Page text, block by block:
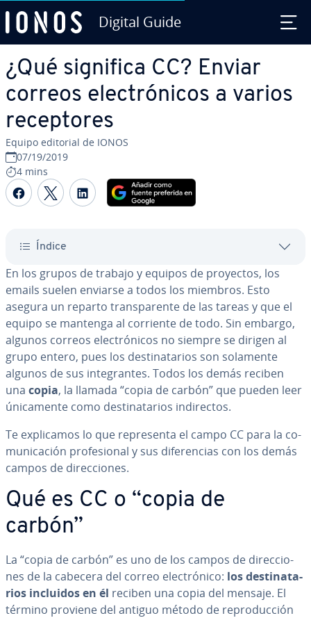
Digital Guide
¿Qué significa CC? Enviar
correos ele­c­tró­ni­cos a varios
re­ce­p­to­res
Equipo editorial de IONOS
07/19/2019
4 mins
Compartir Facebook
Compartir Twitter
Compartir LinkedIn
Índice
En los grupos de trabajo y equipos de proyectos, los
emails suelen enviarse a todos los miembros. Esto
asegura un reparto tra­n­s­pa­re­n­te de las tareas y que el
equipo se mantenga al corriente de todo. Sin embargo,
algunos correos ele­c­tró­ni­cos no siempre se dirigen al
grupo entero, pues los de­s­ti­na­ta­rios son solamente
algunos de sus in­te­gra­n­tes. Todos los demás reciben
una copia, la llamada “copia de carbón” que pueden leer
úni­ca­me­n­te como de­s­ti­na­ta­rios in­di­re­c­tos.
Te ex­pli­ca­mos lo que re­pre­se­n­ta el campo CC para la co­
mu­ni­ca­ción pro­fe­sio­nal y sus di­fe­re­n­cias con los demás
campos de di­re­c­cio­nes.
Qué es CC o “copia de
carbón”
La “copia de carbón” es uno de los campos de di­re­c­cio­
nes de la cabecera del correo ele­c­tró­ni­co: los de­s­ti­na­ta­
rios incluidos en él reciben una copia del mensaje. El
término proviene del antiguo método de re­pro­du­c­ción